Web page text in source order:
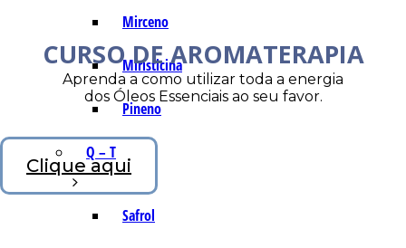
Mirceno
Miristicina
Pineno
Q – T
Safrol
CURSO DE AROMATERAPIA
Aprenda a como utilizar toda a energia
dos Óleos Essenciais ao seu favor.
Clique aqui